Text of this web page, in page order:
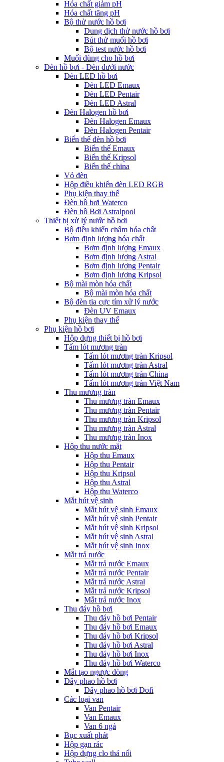
Hóa chất giảm pH
Hóa chất tăng pH
Bộ thử nước hồ bơi
Dung dịch thử nước hồ bơi
Bút thử muối hồ bơi
Bộ test nước hồ bơi
Muối dùng cho hồ bơi
Đèn hồ bơi - Đèn dưới nước
Đèn LED hồ bơi
Đèn LED Emaux
Đèn LED Pentair
Đèn LED Astral
Đèn Halogen hồ bơi
Đèn Halogen Emaux
Đèn Halogen Pentair
Biến thế đèn hồ bơi
Biến thế Emaux
Biến thế Kripsol
Biến thế china
Vỏ đèn
Hộp điều khiển đèn LED RGB
Phụ kiện thay thế
Đèn hồ bơi Waterco
Đèn hồ Bơi Astralpool
Thiết bị xử lý nước hồ bơi
Bộ điều khiển châm hóa chất
Bơm định lượng hóa chất
Bơm định lượng Emaux
Bơm định lượng Astral
Bơm định lượng Pentair
Bơm định lượng Kripsol
Bộ mài mòn hóa chất
Bộ mài mòn hóa chất
Bộ đèn tia cực tím xử lý nước
Đèn UV Emaux
Phụ kiện thay thế
Phụ kiện hồ bơi
Hộp đựng thiết bị hồ bơi
Tấm lót mương tràn
Tấm lót mương tràn Kripsol
Tấm lót mương tràn Astral
Tấm lót mương tràn China
Tấm lót mương tràn Việt Nam
Thu mương tràn
Thu mương tràn Emaux
Thu mương tràn Pentair
Thu mương tràn Kripsol
Thu mương tràn Astral
Thu mương tràn Inox
Hôp thu nước mặt
Hộp thu Emaux
Hộp thu Pentair
Hộp thu Kripsol
Hộp thu Astral
Hộp thu Waterco
Mắt hút vệ sinh
Mắt hút vệ sinh Emaux
Mắt hút vệ sinh Pentair
Mắt hút vệ sinh Kripsol
Mắt hút vệ sinh Astral
Mắt hút vệ sinh Inox
Mắt trả nước
Mắt trả nước Emaux
Mắt trả nước Pentair
Mắt trả nước Astral
Mắt trả nước Kripsol
Mắt trả nước Inox
Thu đáy hồ bơi
Thu đáy hồ bơi Pentair
Thu đáy hồ bơi Emaux
Thu đáy hồ bơi Kripsol
Thu đáy hồ bơi Astral
Thu đáy hồ bơi Inox
Thu đáy hồ bơi Waterco
Mắt tạo ngược dòng
Dây phao hồ bơi
Dây phao hồ bơi Dofi
Các loại van
Van Pentair
Van Emaux
Van 6 ngả
Bục xuất phát
Hộp gạn rác
Hộp đựng clo thả nổi